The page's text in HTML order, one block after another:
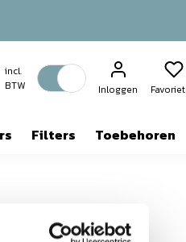
incl.
BTW
Inloggen
Filters Toebehoren